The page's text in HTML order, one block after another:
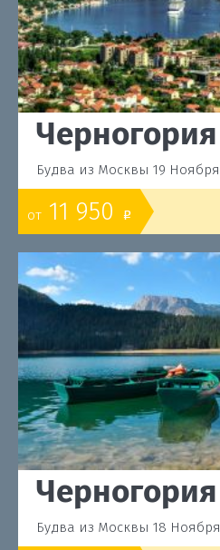
Черногория
Будва из Москвы 19 Ноября
от 11 950 o
Черногория
Будва из Москвы 18 Ноября